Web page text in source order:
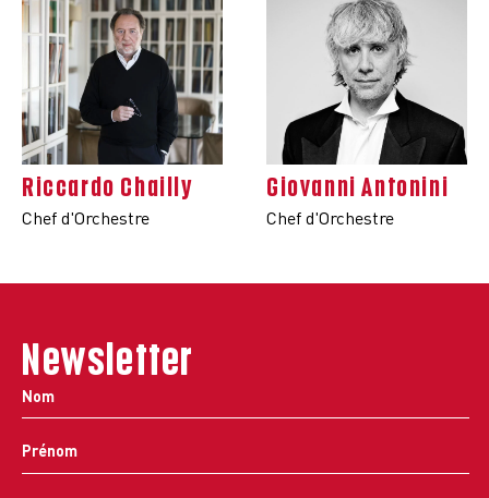
Riccardo Chailly
Chef d'Orchestre
Giovanni Antonini
Chef d'Orchestre
Newsletter